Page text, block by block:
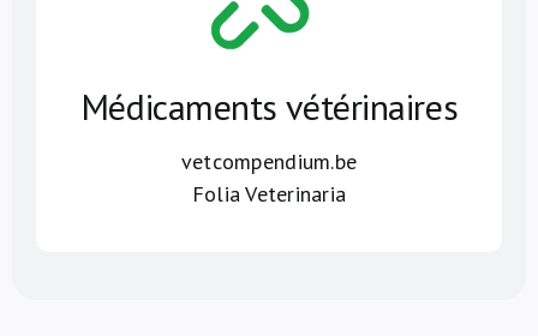
Médicaments vétérinaires
vetcompendium.be
Folia Veterinaria